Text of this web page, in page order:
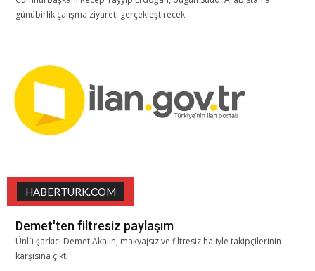
günübirlik çalışma ziyareti gerçekleştirecek.
HABERTURK.COM
Demet'ten filtresiz paylaşım
Ünlü şarkıcı Demet Akalın, makyajsız ve filtresiz haliyle takipçilerinin
karşısına çıktı